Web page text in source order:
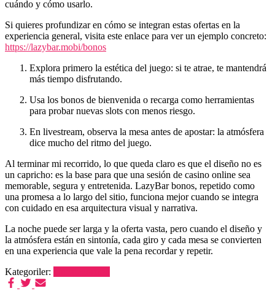
cuándo y cómo usarlo.
Si quieres profundizar en cómo se integran estas ofertas en la
experiencia general, visita este enlace para ver un ejemplo concreto:
https://lazybar.mobi/bonos
Explora primero la estética del juego: si te atrae, te mantendrá
más tiempo disfrutando.
Usa los bonos de bienvenida o recarga como herramientas
para probar nuevas slots con menos riesgo.
En livestream, observa la mesa antes de apostar: la atmósfera
dice mucho del ritmo del juego.
Al terminar mi recorrido, lo que queda claro es que el diseño no es
un capricho: es la base para que una sesión de casino online sea
memorable, segura y entretenida. LazyBar bonos, repetido como
una promesa a lo largo del sitio, funciona mejor cuando se integra
con cuidado en esa arquitectura visual y narrativa.
La noche puede ser larga y la oferta vasta, pero cuando el diseño y
la atmósfera están en sintonía, cada giro y cada mesa se convierten
en una experiencia que vale la pena recordar y repetir.
Kategoriler: